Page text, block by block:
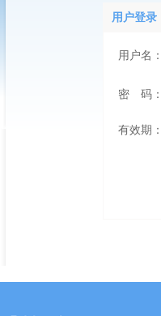
用户登录
用户名：
密 码：
有效期：